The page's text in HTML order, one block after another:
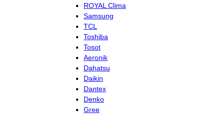
ROYAL Clima
Samsung
TCL
Toshiba
Tosot
Aeronik
Dahatsu
Daikin
Dantex
Denko
Gree